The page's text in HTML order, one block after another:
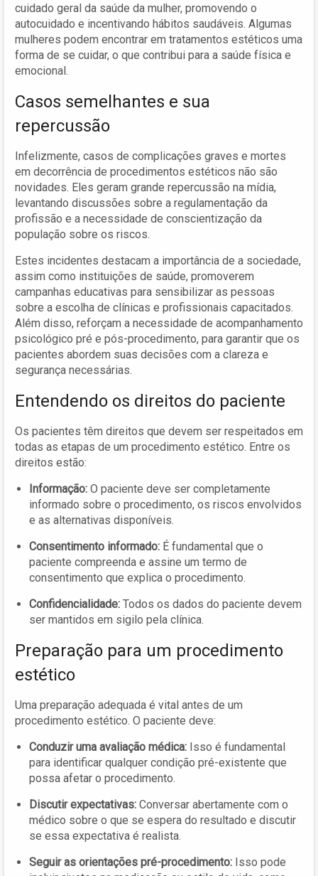
cuidado geral da saúde da mulher, promovendo o
autocuidado e incentivando hábitos saudáveis. Algumas
mulheres podem encontrar em tratamentos estéticos uma
forma de se cuidar, o que contribui para a saúde física e
emocional.
Casos semelhantes e sua
repercussão
Infelizmente, casos de complicações graves e mortes
em decorrência de procedimentos estéticos não são
novidades. Eles geram grande repercussão na mídia,
levantando discussões sobre a regulamentação da
profissão e a necessidade de conscientização da
população sobre os riscos.
Estes incidentes destacam a importância de a sociedade,
assim como instituições de saúde, promoverem
campanhas educativas para sensibilizar as pessoas
sobre a escolha de clínicas e profissionais capacitados.
Além disso, reforçam a necessidade de acompanhamento
psicológico pré e pós-procedimento, para garantir que os
pacientes abordem suas decisões com a clareza e
segurança necessárias.
Entendendo os direitos do paciente
Os pacientes têm direitos que devem ser respeitados em
todas as etapas de um procedimento estético. Entre os
direitos estão:
Informação: O paciente deve ser completamente
informado sobre o procedimento, os riscos envolvidos
e as alternativas disponíveis.
Consentimento informado: É fundamental que o
paciente compreenda e assine um termo de
consentimento que explica o procedimento.
Confidencialidade: Todos os dados do paciente devem
ser mantidos em sigilo pela clínica.
Preparação para um procedimento
estético
Uma preparação adequada é vital antes de um
procedimento estético. O paciente deve:
Conduzir uma avaliação médica: Isso é fundamental
para identificar qualquer condição pré-existente que
possa afetar o procedimento.
Discutir expectativas: Conversar abertamente com o
médico sobre o que se espera do resultado e discutir
se essa expectativa é realista.
Seguir as orientações pré-procedimento: Isso pode